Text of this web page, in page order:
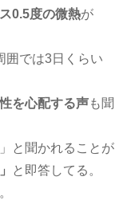
0.5度の微熱が
囲では3日くらい
を心配する声も聞
と聞かれることが
と即答してる。